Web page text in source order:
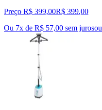
Preço R$ 399,00R$ 399,00
Ou 7x de R$ 57,00 sem jurosou